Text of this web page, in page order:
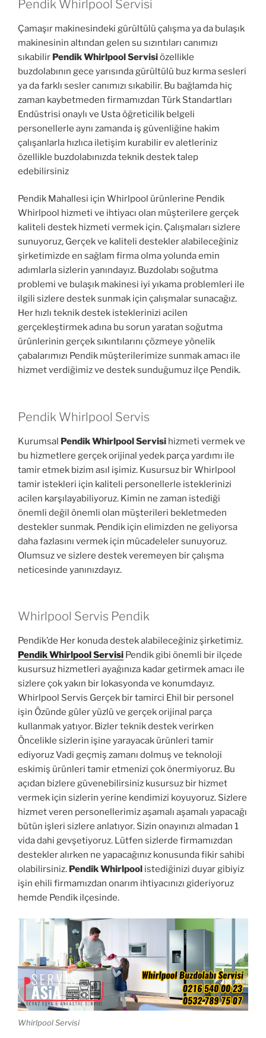
Pendik Whirlpool Servisi
Çamaşır makinesindeki gürültülü çalışma ya da bulaşık
makinesinin altından gelen su sızıntıları canımızı
sıkabilir Pendik Whirlpool Servisiözellikle
buzdolabının gece yarısında gürültülü buz kırma sesleri
ya da farklı sesler canımızı sıkabilir. Bu bağlamda hiç
zaman kaybetmeden firmamızdan Türk Standartları
Endüstrisi onaylı ve Usta öğreticilik belgeli
personellerle aynı zamanda iş güvenliğine hakim
çalışanlarla hızlıca iletişim kurabilir ev aletleriniz
özellikle buzdolabınızda teknik destek talep
edebilirsiniz
Pendik Mahallesi için Whirlpool ürünlerine Pendik
Whirlpool hizmeti ve ihtiyacı olan müşterilere gerçek
kaliteli destek hizmeti vermek için. Çalışmaları sizlere
sunuyoruz, Gerçek ve kaliteli destekler alabileceğiniz
şirketimizde en sağlam firma olma yolunda emin
adımlarla sizlerin yanındayız. Buzdolabı soğutma
problemi ve bulaşık makinesi iyi yıkama problemleri ile
ilgili sizlere destek sunmak için çalışmalar sunacağız.
Her hızlı teknik destek isteklerinizi acilen
gerçekleştirmek adına bu sorun yaratan soğutma
ürünlerinin gerçek sıkıntılarını çözmeye yönelik
çabalarımızı Pendik müşterilerimize sunmak amacı ile
hizmet verdiğimiz ve destek sunduğumuz ilçe Pendik.
Pendik Whirlpool Servis
Kurumsal Pendik Whirlpool Servisi hizmeti vermek ve
bu hizmetlere gerçek orijinal yedek parça yardımı ile
tamir etmek bizim asıl işimiz. Kusursuz bir Whirlpool
tamir istekleri için kaliteli personellerle isteklerinizi
acilen karşılayabiliyoruz. Kimin ne zaman istediği
önemli değil önemli olan müşterileri bekletmeden
destekler sunmak. Pendik için elimizden ne geliyorsa
daha fazlasını vermek için mücadeleler sunuyoruz.
Olumsuz ve sizlere destek veremeyen bir çalışma
neticesinde yanınızdayız.
Whirlpool Servis Pendik
Pendik’de Her konuda destek alabileceğiniz şirketimiz.
Pendik Whirlpool Servisi Pendik gibi önemli bir ilçede
kusursuz hizmetleri ayağınıza kadar getirmek amacı ile
sizlere çok yakın bir lokasyonda ve konumdayız.
Whirlpool Servis Gerçek bir tamirci Ehil bir personel
işin Özünde güler yüzlü ve gerçek orijinal parça
kullanmak yatıyor. Bizler teknik destek verirken
Öncelikle sizlerin işine yarayacak ürünleri tamir
ediyoruz Vadi geçmiş zamanı dolmuş ve teknoloji
eskimiş ürünleri tamir etmenizi çok önermiyoruz. Bu
açıdan bizlere güvenebilirsiniz kusursuz bir hizmet
vermek için sizlerin yerine kendimizi koyuyoruz. Sizlere
hizmet veren personellerimiz aşamalı aşamalı yapacağı
bütün işleri sizlere anlatıyor. Sizin onayınızı almadan 1
vida dahi gevşetiyoruz. Lütfen sizlerde firmamızdan
destekler alırken ne yapacağınız konusunda fikir sahibi
olabilirsiniz. Pendik Whirlpool istediğinizi duyar gibiyiz
işin ehili firmamızdan onarım ihtiyacınızı gideriyoruz
hemde Pendik ilçesinde.
Whirlpool Servisi